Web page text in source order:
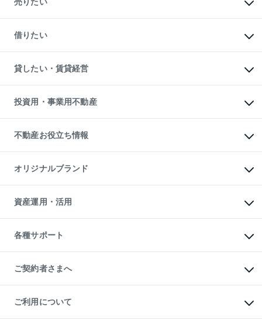
中古マンションの購入
一戸建ての購入
中古一戸建ての購入
不動産購入の流れ
注目キーワード物件特集
購入ガイド
English 繁体中文簡体中文
一戸建ての売却・査定
土地の売却・査定
スピードAI査定
不動産査定について
不動産売却の流れ
不動産買換えの流れ
売却ガイド
借りたい
オフィス・店舗の賃貸
借りるときの流れ
借りるガイド
貸したい・賃貸経営
マンション賃料データ
賃貸管理プラン
リロケーションについて
貸すガイド
投資用・事業用不動産
事業用不動産
マンション投資
投資用マンション
アパート経営
収益物件
ビル購入（ビル一棟）
投資用不動産の売却査定
事業用不動産の売却査定
不動産お役立ち情報
マンションライブラリー
人気マンションランキング
暮らしに役立つ不動産メディア
不動産相場・不動産価格情報
不動産コラム・ニュース
不動産用語集
不動産なんでもネット相談室
住まいの税金
オリジナルブランド
一棟リノベーションマンション
L`GENTE（ルジェンテ）
区分リノベーションマンション
投資用一棟レジデンスWELL
不動産小口投資
LEGACIA（レガシア）
資産運用・活用
不動産M&A
アセットマネジメント・出資
各種サポート
相続サポート
リフォームサポート
ご契約者さまへ
ご紹介・再契約特典
入居者様専用-各種ご案内（賃貸）
東急こすもす会「こすもすWeb」
ご利用について